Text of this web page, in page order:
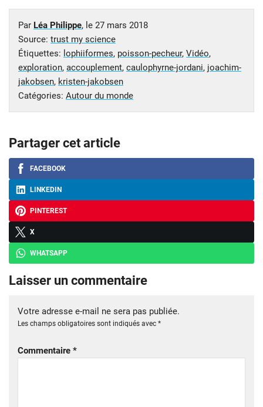
Par Léa Philippe, le 27 mars 2018
Source: trust my science
Étiquettes: lophiiformes, poisson-pecheur, Vidéo,
exploration, accouplement, caulophyrne-jordani, joachim-
jakobsen, kristen-jakobsen
Catégories: Autour du monde
Partager cet article
FACEBOOK
LINKEDIN
PINTEREST
X
WHATSAPP
Laisser un commentaire
Votre adresse e-mail ne sera pas publiée.
Les champs obligatoires sont indiqués avec *
Commentaire *